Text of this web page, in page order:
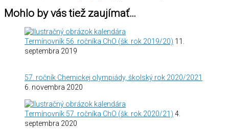
Mohlo by vás tiež zaujímať…
Termínovník 56. ročníka ChO (šk. rok 2019/20) 11.
septembra 2019
57. ročník Chemickej olympiády, školský rok 2020/2021
6. novembra 2020
Termínovník 57. ročníka ChO (šk. rok 2020/21) 4.
septembra 2020